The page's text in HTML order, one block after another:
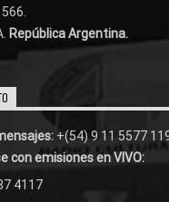
República Argentina.
+(54) 9 11 5577
con emisiones en VIVO:
4117